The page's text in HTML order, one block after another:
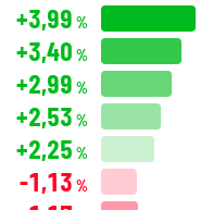
+3,99 %
+3,40 %
+2,99 %
+2,53 %
+2,25 %
-1,13 %